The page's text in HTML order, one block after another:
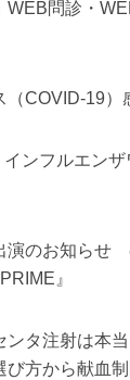
WEB問診・
（COVID-19）
ンフルエン
のお知らせ
』
ンタ注射は本
び方から献血